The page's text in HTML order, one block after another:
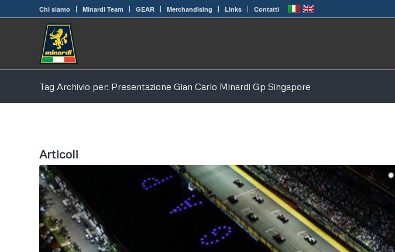
Chi siamo Minardi Team GEAR Merchandising Links Contatti
Tag Archivio per: Presentazione Gian Carlo Minardi Gp Singapore
Articoli